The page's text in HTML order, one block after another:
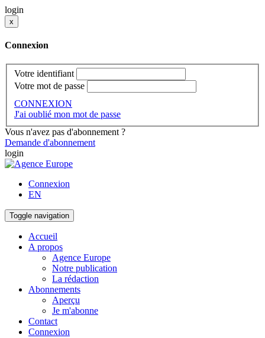
login
x
Connexion
Votre identifiant
Votre mot de passe
CONNEXION
J'ai oublié mon mot de passe
Vous n'avez pas d'abonnement ?
Demande d'abonnement
login
Connexion
EN
Toggle navigation
Accueil
A propos
Agence Europe
Notre publication
La rédaction
Abonnements
Aperçu
Je m'abonne
Contact
Connexion